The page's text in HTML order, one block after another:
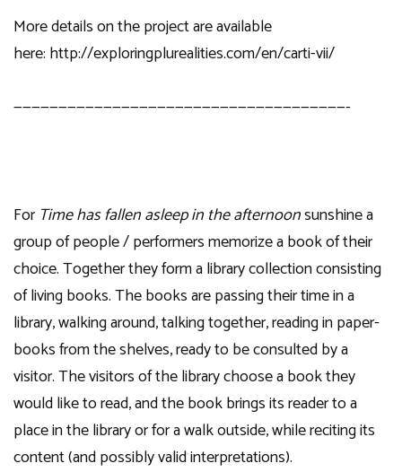
More details on the project are available
here: http://exploringplurealities.com/en/carti-vii/
—————————————————————————————————————-
For Time has fallen asleep in the afternoonsunshine a
group of people / performers memorize a book of their
choice. Together they form a library collection consisting
of living books. The books are passing their time in a
library, walking around, talking together, reading in paper-
books from the shelves, ready to be consulted by a
visitor. The visitors of the library choose a book they
would like to read, and the book brings its reader to a
place in the library or for a walk outside, while reciting its
content (and possibly valid interpretations).